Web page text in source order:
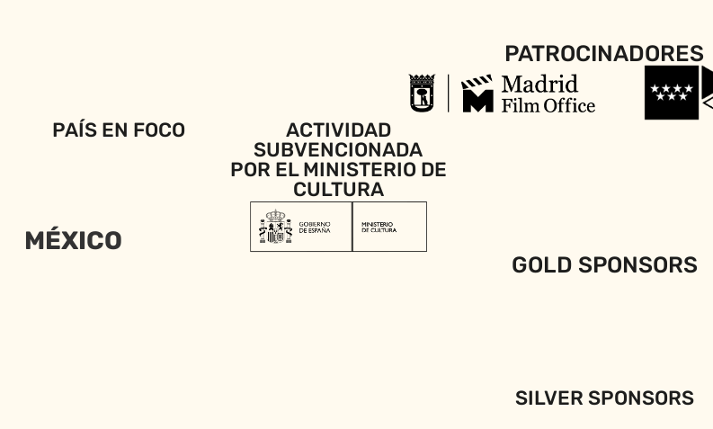
PATROCINADORES
PAÍS EN FOCO
MÉXICO
ACTIVIDAD
SUBVENCIONADA
POR EL MINISTERIO DE
CULTURA
GOLD SPONSORS
SILVER SPONSORS